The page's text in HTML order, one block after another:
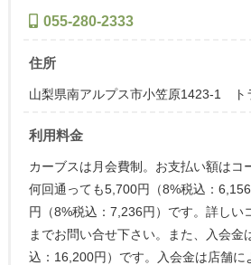
055-280-2333
住所
山梨県南アルプス市小笠原1423-1 ト
利用料金
カーブスは月会費制。お支払い額はコ
何回通っても5,700円（8%税込：
円（8%税込：7,236円）です。詳しい
までお問い合せ下さい。また、入会金
込：16,200円）です。入会金は店舗に